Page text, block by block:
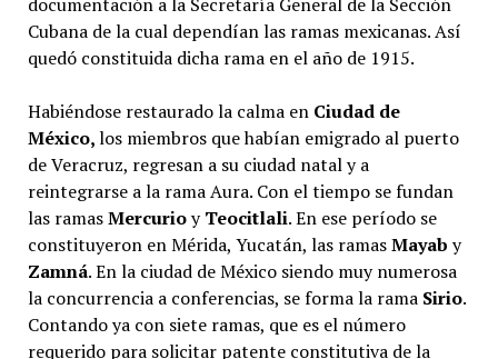
Cubana de la cual dependían las ramas mexicanas. Así
quedó constituida dicha rama en el año de 1915.
Habiéndose restaurado la calma en Ciudad de
México,los miembros que habían emigrado al puerto
de Veracruz, regresan a su ciudad natal y a
reintegrarse a la rama Aura. Con el tiempo se fundan
las ramasMercurioyTeocitlali. En ese período se
constituyeron en Mérida, Yucatán, las ramasMayab y
Zamná. En la ciudad de México siendo muy numerosa
la concurrencia a conferencias, se forma la rama Sirio.
Contando ya con siete ramas, que es el número
requerido para solicitar patente constitutiva de la